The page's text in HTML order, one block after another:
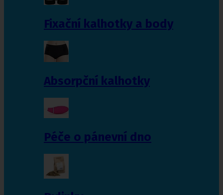
Fixační kalhotky a body
Absorpční kalhotky
Péče o pánevní dno